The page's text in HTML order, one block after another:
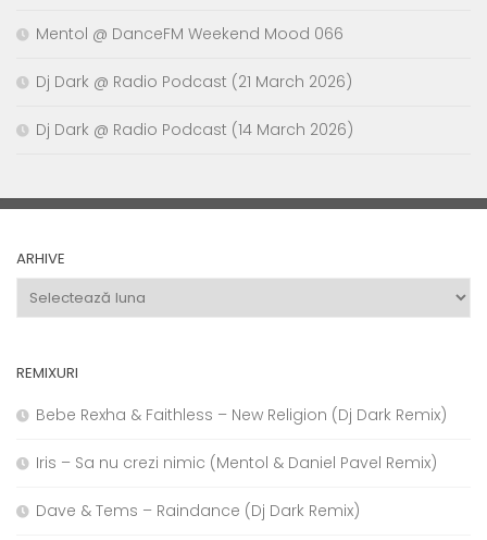
Mentol @ DanceFM Weekend Mood 066
Dj Dark @ Radio Podcast (21 March 2026)
Dj Dark @ Radio Podcast (14 March 2026)
ARHIVE
Arhive
REMIXURI
Bebe Rexha & Faithless – New Religion (Dj Dark Remix)
Iris – Sa nu crezi nimic (Mentol & Daniel Pavel Remix)
Dave & Tems – Raindance (Dj Dark Remix)